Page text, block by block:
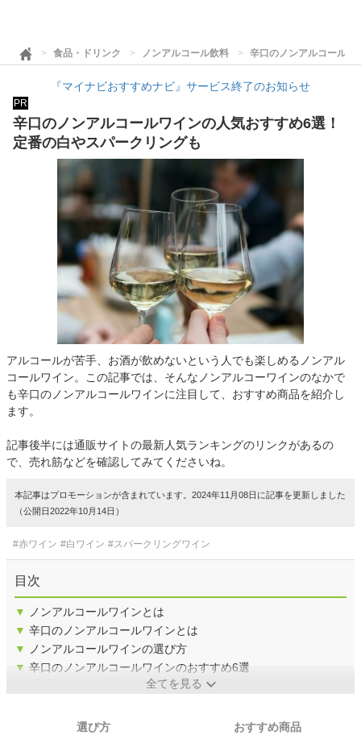
食品・ドリンク ノンアルコール飲料 辛口のノンアルコールワ
『マイナビおすすめナビ』サービス終了のお知らせ
PR
辛口のノンアルコールワインの人気おすすめ6選！
定番の白やスパークリングも
アルコールが苦手、お酒が飲めないという人でも楽しめるノンアル
コールワイン。この記事では、そんなノンアルコーワインのなかで
も辛口のノンアルコールワインに注目して、おすすめ商品を紹介し
ます。
記事後半には通販サイトの最新人気ランキングのリンクがあるの
で、売れ筋などを確認してみてくださいね。
本記事はプロモーションが含まれています。2024年11月08日に記事を更新しました
（公開日2022年10月14日）
#赤ワイン #白ワイン #スパークリングワイン
目次
▼
ノンアルコールワインとは
▼ 辛口のノンアルコールワインとは
▼
ノンアルコールワインの選び方
▼ 辛口のノンアルコールワインのおすすめ6選
全てを見る
選び方 おすすめ商品